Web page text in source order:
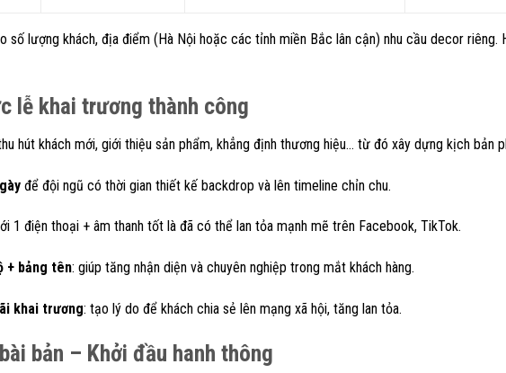
số lượng khách, địa điểm (Hà Nội hoặc các tỉnh miền Bắc lân cận) nhu cầu decor riêng.
lễ khai trương thành công
hút khách mới, giới thiệu sản phẩm, khẳng định thương hiệu… từ đó xây dựng kịch bản
để đội ngũ có thời gian thiết kế backdrop và lên timeline chỉn chu.
1 điện thoại + âm thanh tốt là đã có thể lan tỏa mạnh mẽ trên Facebook, TikTok.
+ bảng tên: giúp tăng nhận diện và chuyên nghiệp trong mắt khách hàng.
khai trương: tạo lý do để khách chia sẻ lên mạng xã hội, tăng lan tỏa.
bản – Khởi đầu hanh thông